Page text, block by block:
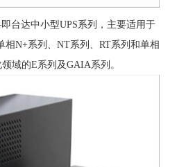
台达中小型UPS系列，主要适用于
N+系列、NT系列、RT系列和单相
域的E系列及GAIA系列。